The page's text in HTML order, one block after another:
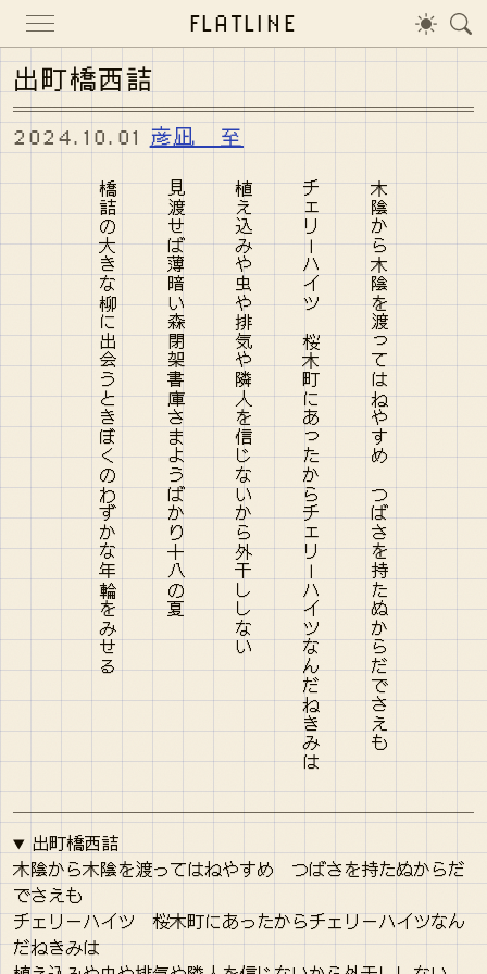
FLATLINE
出町橋西詰
2024.10.01 彦凪 至
木陰から木陰を渡ってはねやすめ つばさを持たぬからだでさえも
チェリーハイツ 桜木町にあったからチェリーハイツなんだねきみは
植え込みや虫や排気や隣人を信じないから外干ししない
見渡せば薄暗い森閉架書庫さまようばかり十八の夏
橋詰の大きな柳に出会うときぼくのわずかな年輪をみせる
出町橋西詰
木陰から木陰を渡ってはねやすめ つばさを持たぬからだ
でさえも
チェリーハイツ 桜木町にあったからチェリーハイツなん
だねきみは